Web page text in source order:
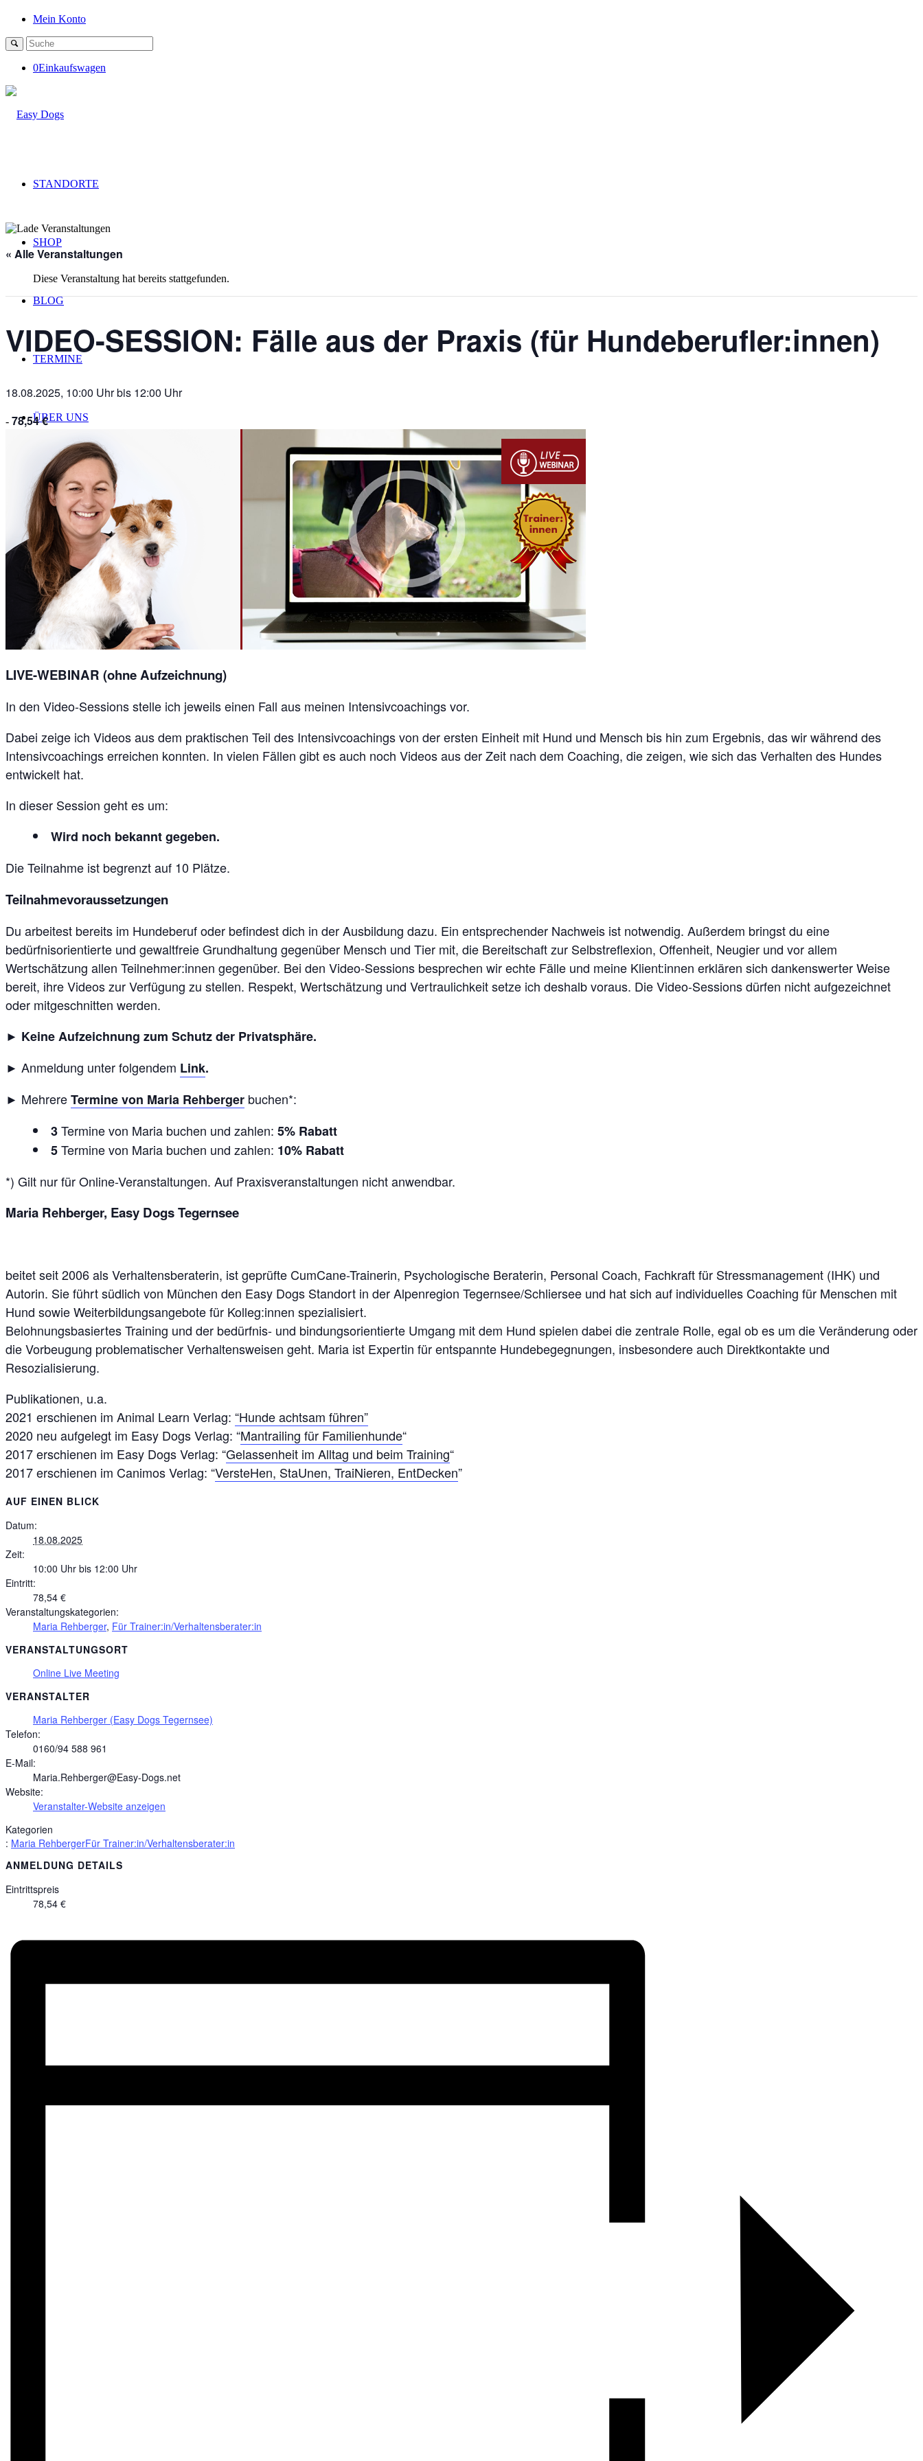
Mein Konto
0Einkaufswagen
STANDORTE
SHOP
BLOG
TERMINE
ÜBER UNS
Suche
Menü Menü
« Alle Veranstaltungen
Diese Veranstaltung hat bereits stattgefunden.
VIDEO-SESSION: Fälle aus der Praxis (für Hundeberufler:innen)
18.08.2025, 10:00 Uhrbis 12:00 Uhr
- 78,54 €
LIVE-WEBINAR (ohne Aufzeichnung)
In den Video-Sessions stelle ich jeweils einen Fall aus meinen Intensivcoachings vor.
Dabei zeige ich Videos aus dem praktischen Teil des Intensivcoachings von der ersten Einheit mit Hund und Mensch bis hin zum Ergebnis, das wir während des
Intensivcoachings erreichen konnten. In vielen Fällen gibt es auch noch Videos aus der Zeit nach dem Coaching, die zeigen, wie sich das Verhalten des Hundes
entwickelt hat.
In dieser Session geht es um:
Wird noch bekannt gegeben.
Die Teilnahme ist begrenzt auf 10 Plätze.
Teilnahmevoraussetzungen
Du arbeitest bereits im Hundeberuf oder befindest dich in der Ausbildung dazu. Ein entsprechender Nachweis ist notwendig. Außerdem bringst du eine
bedürfnisorientierte und gewaltfreie Grundhaltung gegenüber Mensch und Tier mit, die Bereitschaft zur Selbstreflexion, Offenheit, Neugier und vor allem
Wertschätzung allen Teilnehmer:innen gegenüber. Bei den Video-Sessions besprechen wir echte Fälle und meine Klient:innen erklären sich dankenswerter Weise
bereit, ihre Videos zur Verfügung zu stellen. Respekt, Wertschätzung und Vertraulichkeit setze ich deshalb voraus. Die Video-Sessions dürfen nicht aufgezeichnet
oder mitgeschnitten werden.
► Keine Aufzeichnung zum Schutz der Privatsphäre.
► Anmeldung unter folgendem Link.
► MehrereTermine von Maria Rehberger buchen*:
3Termine von Maria buchen und zahlen: 5% Rabatt
5Termine von Maria buchen und zahlen: 10% Rabatt
*) Gilt nur für Online-Veranstaltungen. Auf Praxisveranstaltungen nicht anwendbar.
Maria Rehberger, Easy Dogs Tegernsee
beitet seit 2006 als Verhaltensberaterin, ist geprüfte CumCane-Trainerin, Psychologische Beraterin, Personal Coach, Fachkraft für Stressmanagement (IHK) und
Autorin. Sie führt südlich von München den Easy Dogs Standort in der Alpenregion Tegernsee/Schliersee und hat sich auf individuelles Coaching für Menschen mit
Hund sowie Weiterbildungsangebote für Kolleg:innen spezialisiert.
Belohnungsbasiertes Training und der bedürfnis- und bindungsorientierte Umgang mit dem Hund spielen dabei die zentrale Rolle, egal ob es um die Veränderung oder
die Vorbeugung problematischer Verhaltensweisen geht. Maria ist Expertin für entspannte Hundebegegnungen, insbesondere auch Direktkontakte und
Resozialisierung.
Publikationen, u.a.
2021 erschienen im Animal Learn Verlag: “Hunde achtsam führen”
2020 neu aufgelegt im Easy Dogs Verlag: “Mantrailing für Familienhunde“
2017 erschienen im Easy Dogs Verlag: “Gelassenheit im Alltag und beim Training“
2017 erschienen im Canimos Verlag: “VersteHen, StaUnen, TraiNieren, EntDecken”
AUF EINEN BLICK
Datum:
18.08.2025
Zeit:
10:00 Uhr bis 12:00 Uhr
Eintritt:
78,54 €
Veranstaltungskategorien:
Maria Rehberger, Für Trainer:in/Verhaltensberater:in
VERANSTALTUNGSORT
Online Live Meeting
VERANSTALTER
Maria Rehberger (Easy Dogs Tegernsee)
Telefon:
0160/94 588 961
E-Mail:
Maria.Rehberger@Easy-Dogs.net
Website:
Veranstalter-Website anzeigen
Kategorien
: Maria RehbergerFür Trainer:in/Verhaltensberater:in
ANMELDUNG DETAILS
Eintrittspreis
78,54 €